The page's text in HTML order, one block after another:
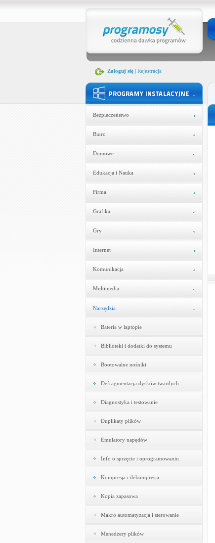
Zaloguj się| Rejestracja
Bezpieczeństwo
Biuro
Domowe
Edukacja i Nauka
Firma
Grafika
Gry
Internet
Komunikacja
Multimedia
Narzędzia
Bateria w laptopie
Biblioteki i dodatki do systemu
Bootowalne nośniki
Defragmentacja dysków twardych
Diagnostyka i testowanie
Duplikaty plików
Emulatory napędów
Info o sprzęcie i oprogramowaniu
Kompresja i dekompresja
Kopia zapasowa
Makro automatyzacja i sterowanie
Menedżery plików